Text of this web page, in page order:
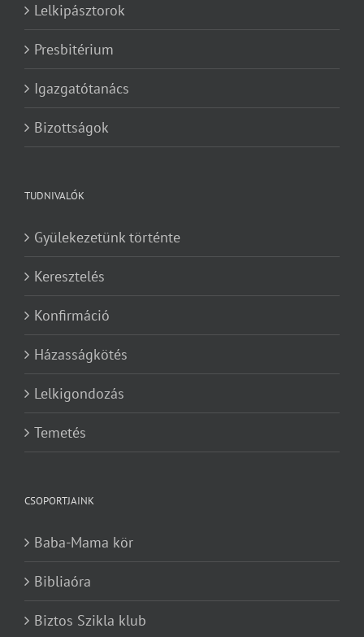
Lelkipásztorok
Presbitérium
Igazgatótanács
Bizottságok
TUDNIVALÓK
Gyülekezetünk történte
Keresztelés
Konfirmáció
Házasságkötés
Lelkigondozás
Temetés
CSOPORTJAINK
Baba-Mama kör
Bibliaóra
Biztos Szikla klub